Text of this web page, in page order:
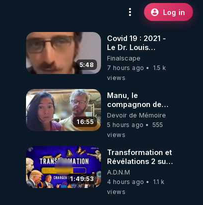
Log in
5:48
Covid 19 : 2021 -
Le Dr. Louis
Fouché renverse
le plateau de
CNews !
Finalscape
7 hours ago
1.5 k
views
16:55
Manu, le
compagnon de
Kyria, raconte sa
garde à vue
musclée.
Devoir de Mémoire
5 hours ago
555
views
1:49:53
Transformation et
Révélations 2 sur
2 - live du
07/08/26
A.D.N.M
4 hours ago
1.1 k
views